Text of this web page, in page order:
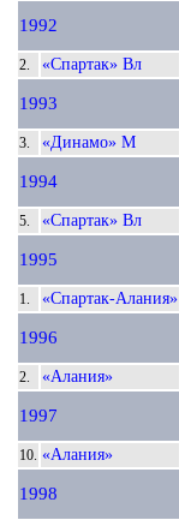
1992
2. «Спартак» Вл
1993
3. «Динамо» М
1994
5. «Спартак» Вл
1995
1. «Спартак-Алания»
1996
2. «Алания»
1997
10. «Алания»
1998